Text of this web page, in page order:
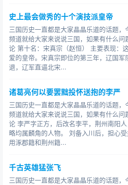
史上最会做秀的十个演技派皇帝
三国历史一直都是大家晶晶乐道的话题，
频道就给大家来说说三国，如果有什么问
论 第十名：宋真宗（赵恒） 主要表现：
爱的皇帝。宋真宗即位的第三年，辽国
退，辽军直逼北宋...
诸葛亮何以要罢黜投怀送抱的李严
三国历史一直都是大家晶晶乐道的话题，
频道就给大家来说说三国，如果有什么问
论 李严字正方，后改名李平，荆州南阳
略均属麟角的人物。 刘备入川后，担心
用涿郡籍和荆州籍...
千古英雄猛张飞
三国历史一直都是大家晶晶乐道的话题，